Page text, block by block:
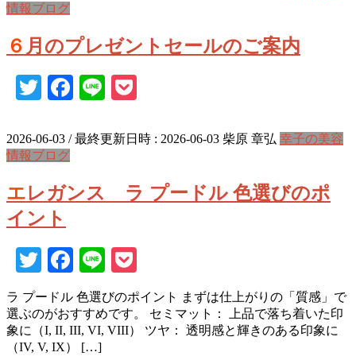
情報ブログ
６月のプレゼントセールのご案内
TwitterFacebook
Line
2026-06-03 / 最終更新日時 : 2026-06-03 柴原 章弘 幸子の美容
情報ブログ
エレガンス ラ プードル 色選びのポ
イント
TwitterFacebook
Line
ラ プードル 色選びのポイント まずは仕上がりの「質感」で
選ぶのがおすすめです。 セミマット： 上品で落ち着いた印
象に（I, II, III, VI, VIII） ツヤ： 透明感と輝きのある印象に
（IV, V, IX） […]